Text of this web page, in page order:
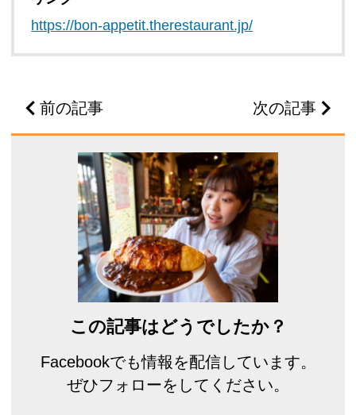
https://bon-appetit.therestaurant.jp/
前の記事 次の記事
この記事はどうでしたか？
Facebookでも情報を配信しています。
ぜひフォローをしてください。